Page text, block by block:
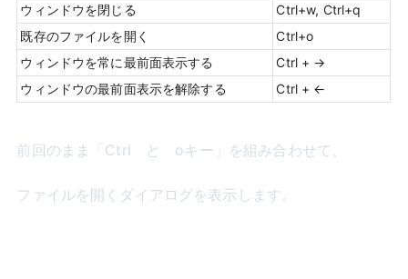
ウィンドウを閉じる
Ctrl+w, Ctrl+q
既存のファイルを開く
Ctrl+o
ウィンドウを常に最前面表示する
Ctrl + →
ウィンドウの最前面表示を解除する
Ctrl + ←
前回のまま「Ctrl と oキー」を組み合わせて、
ファイルを開くダイアログを表示します。